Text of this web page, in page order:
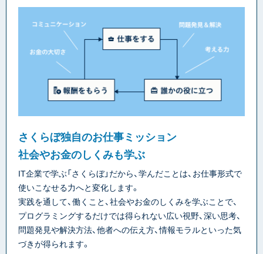
さくらぼ独自のお仕事ミッション
社会やお金のしくみも学ぶ
IT企業で学ぶ「さくらぼ」だから、学んだことは、お仕事形式で
使いこなせる力へと変化します。
実践を通して、働くこと、社会やお金のしくみを学ぶことで、
プログラミングするだけでは得られない広い視野、深い思考、
問題発見や解決方法、他者への伝え方、情報モラルといった気
づきが得られます。